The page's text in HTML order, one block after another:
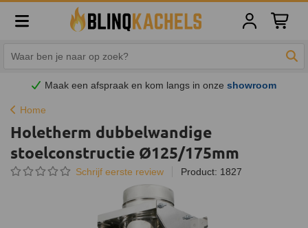
Maak een afspraak en kom langs in onzeshowroom
Home
Holetherm dubbelwandige
stoelconstructie Ø125/175mm
Schrijf eerste review Product: 1827